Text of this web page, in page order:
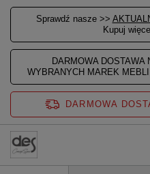
Sprawdź nasze >>
Kupuj
DARMOWA
WYBRANYCH MAREK
DARMOWA